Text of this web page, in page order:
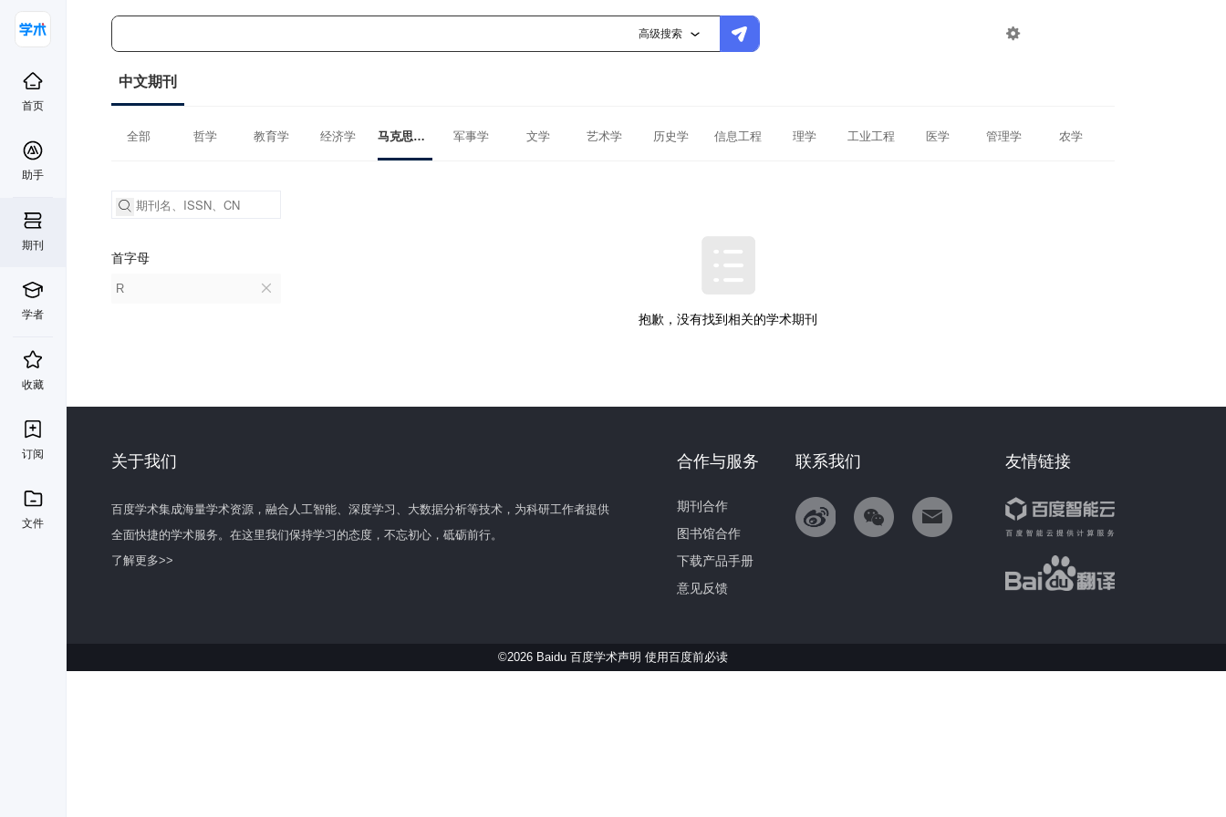
高级搜索 
首页
助手
期刊
学者
收藏
订阅
文件
中文期刊
全部 哲学 教育学 经济学 马克思主义理论 军事学 文学 艺术学 历史学 信息工程 理学 工业工程 医学 管理学 农学
首字母
R
抱歉，没有找到相关的学术期刊
关于我们
百度学术集成海量学术资源，融合人工智能、深度学习、大数据分析等技术，为科研工作者提供
全面快捷的学术服务。在这里我们保持学习的态度，不忘初心，砥砺前行。
了解更多>>
友情链接
联系我们
合作与服务
期刊合作
图书馆合作
下载产品手册
意见反馈
©2026 Baidu 百度学术声明 使用百度前必读